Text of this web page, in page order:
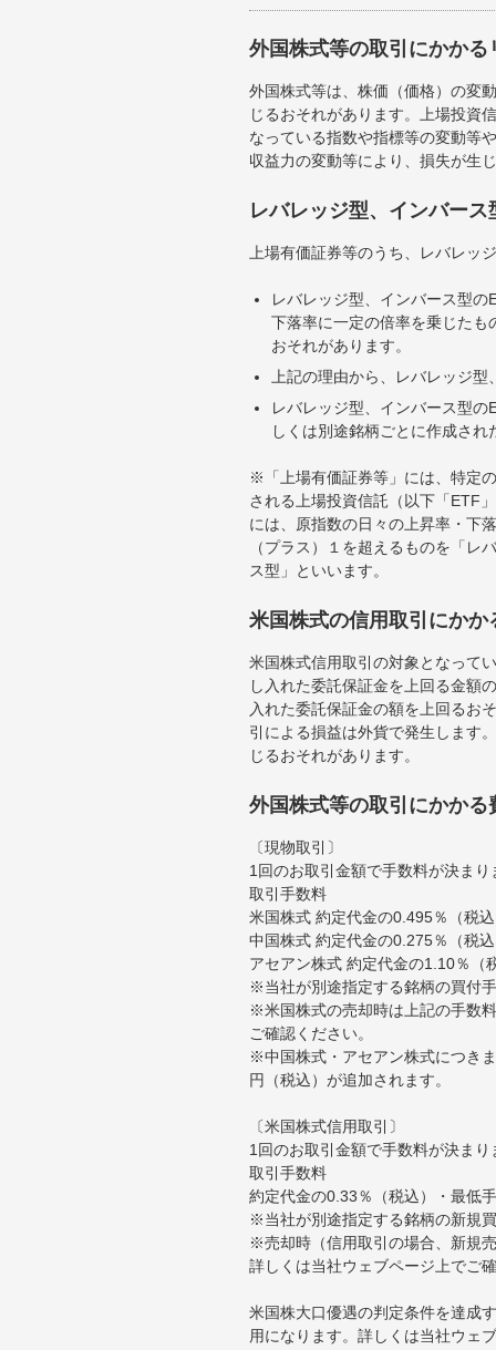
外国株式等の取引にかかる
外国株式等は、株価（価格）の変
じるおそれがあります。上場投資
なっている指数や指標等の変動等
収益力の変動等により、損失が生
レバレッジ型、インバー
上場有価証券等のうち、レバレ
レバレッジ型、インバース型
下落率に一定の倍率を乗じた
おそれがあります。
上記の理由から、レバレッジ
レバレッジ型、インバース型
しくは別途銘柄ごとに作成さ
※「上場有価証券等」には、特定
される上場投資信託（以下「ETF
には、原指数の日々の上昇率・下
（プラス）１を超えるものを「
ス型」といいます。
米国株式の信用取引にかか
米国株式信用取引の対象となって
し入れた委託保証金を上回る金額
入れた委託保証金の額を上回るお
引による損益は外貨で発生します
じるおそれがあります。
外国株式等の取引にかかる
〔現物取引〕
1回のお取引金額で手数料が決まり
取引手数料
米国株式 約定代金の0.495％（税
中国株式 約定代金の0.275％（税
アセアン株式 約定代金の1.10％（
※当社が別途指定する銘柄の買付
※米国株式の売却時は上記の手数
ご確認ください。
※中国株式・アセアン株式につき
円（税込）が追加されます。
〔米国株式信用取引〕
1回のお取引金額で手数料が決まり
取引手数料
約定代金の0.33％（税込）・最低
※当社が別途指定する銘柄の新規
※売却時（信用取引の場合、新規
詳しくは当社ウェブページ上でご
米国株大口優遇の判定条件を達成
用になります。詳しくは当社ウェ